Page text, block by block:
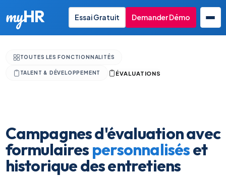
myHR Essai Gratuit Demander Démo
TOUTES LES FONCTIONNALITÉS
TALENT & DÉVELOPPEMENT ÉVALUATIONS
Campagnes d'évaluation avec
formulaires personnaliséset
historique des entretiens